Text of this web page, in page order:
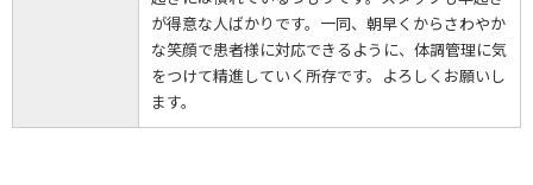
が得意な人ばかりです。一同、朝早くからさわやか
な笑顔で患者様に対応できるように、体調管理に気
をつけて精進していく所存です。よろしくお願いし
ます。